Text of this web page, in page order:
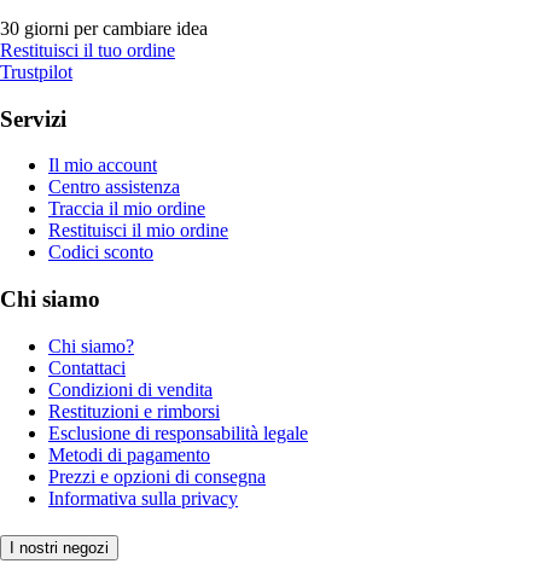
30 giorni per cambiare idea
Restituisci il tuo ordine
Trustpilot
Servizi
Il mio account
Centro assistenza
Traccia il mio ordine
Restituisci il mio ordine
Codici sconto
Chi siamo
Chi siamo?
Contattaci
Condizioni di vendita
Restituzioni e rimborsi
Esclusione di responsabilità legale
Metodi di pagamento
Prezzi e opzioni di consegna
Informativa sulla privacy
I nostri negozi